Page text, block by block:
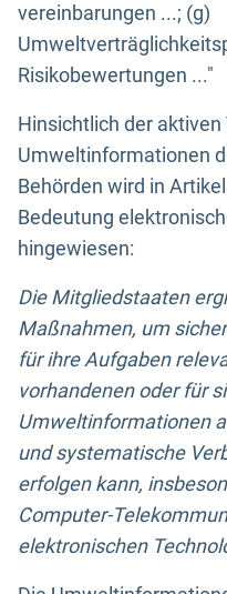
vereinbarungen ...; (g)
Risikobewertungen ..."
Hinsichtlich der
Umweltinformationen
Behörden wird in
Bedeutung
hingewiesen:
Die Mitgliedstaaten
Maßnahmen, um
für ihre Aufgaben
vorhandenen oder für
Umweltinformationen
und systematische
erfolgen kann,
Computer-
elektronischen